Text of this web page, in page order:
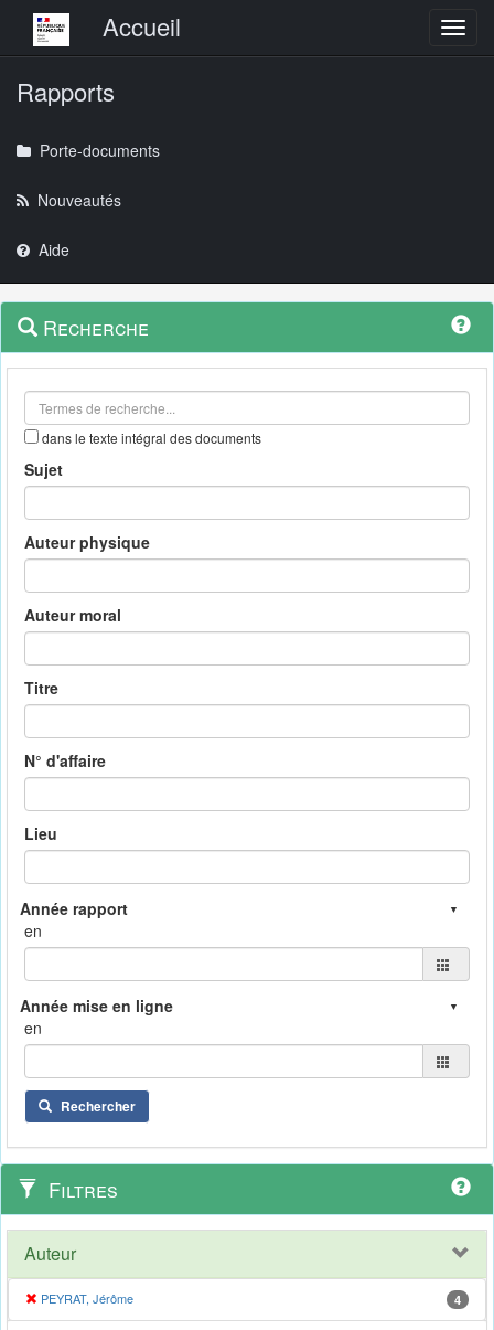
Menu principalAccueil
Rapports
Porte-documents
Nouveautés
Aide
Navigation
outils
Menu
contextuel
Recherche
dans le texte intégral des documents
Sujet
Auteur physique
Auteur moral
Titre
N° d'affaire
Lieu
en
en
Rechercher
Filtres
Auteur
PEYRAT, Jérôme 4